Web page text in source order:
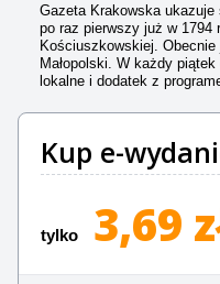
Gazeta Krakowska ukazuje
po raz pierwszy już w 1794
Kościuszkowskiej.
Małopolski. W każdy
lokalne i dodatek z
Kup e-
tylko 3,69